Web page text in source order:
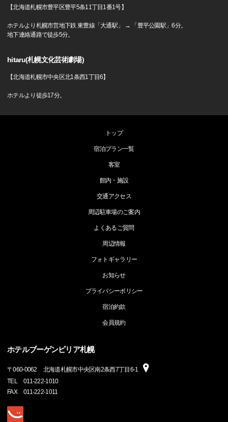
【北海道札幌市豊平区豊平5条11丁目1番1号】
ホテルより札幌市営地下鉄 東豊線「大通駅」 → 「豊平公園駅」6分。
地下連絡通路で徒歩5分。
hitaru(札幌文化芸術劇場)
【北海道札幌市中央区北1条西1丁目6】
ホテルより徒歩17分。
トップ
宿泊プラン一覧
客室
館内・施設
交通アクセス
周辺駐車場のご案内
よくあるご質問
周辺情報
フォトギャラリー
お知らせ
プライバシーポリシー
宿泊約款
会員規約
ホテルブーゲンビリア札幌
〒060-0062
北海道札幌市中央区南2条西7丁目6-1
TEL
011-222-1010
FAX
011-222-1011